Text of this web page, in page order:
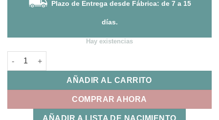
Plazo de Entrega desde Fábrica: de 7 a 15
días.
Hay existencias
Cuna Mountain Blanca/Natural Micuna cantidad
AÑADIR AL CARRITO
COMPRAR AHORA